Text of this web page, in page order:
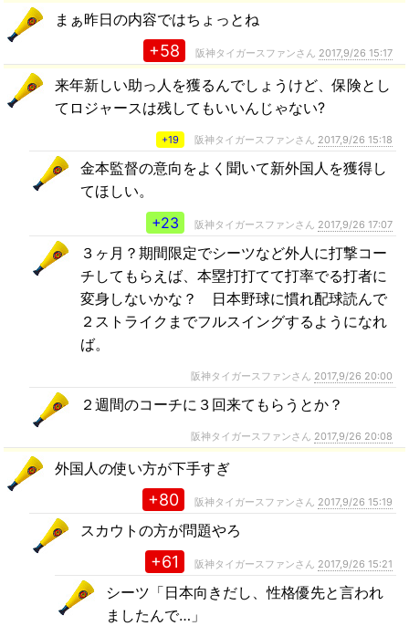
まぁ昨日の内容ではちょっとね
+58 阪神タイガースファンさん 2017,9/26 15:17
来年新しい助っ人を獲るんでしょうけど、保険とし
てロジャースは残してもいいんじゃない?
+19 阪神タイガースファンさん 2017,9/26 15:18
金本監督の意向をよく聞いて新外国人を獲得し
てほしい。
+23
阪神タイガースファンさん 2017,9/26 17:07
３ヶ月？期間限定でシーツなど外人に打撃コー
チしてもらえば、本塁打打てて打率でる打者に
変身しないかな？ 日本野球に慣れ配球読んで
２ストライクまでフルスイングするようになれ
ば。
阪神タイガースファンさん 2017,9/26 20:00
２週間のコーチに３回来てもらうとか？
阪神タイガースファンさん 2017,9/26 20:08
外国人の使い方が下手すぎ
+80 阪神タイガースファンさん 2017,9/26 15:19
スカウトの方が問題やろ
+61 阪神タイガースファンさん 2017,9/26 15:21
シーツ「日本向きだし、性格優先と言われ
ましたんで…」